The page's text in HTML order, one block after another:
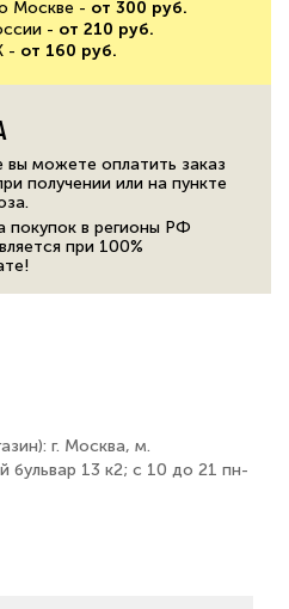
Москве - от 300 руб.
- от 210 руб.
- от 160 руб.
вы можете оплатить заказ
получении или на пункте
покупок в регионы РФ
при 100%
г. Москва, м.
бульвар 13 к2; с 10 до 21 пн-